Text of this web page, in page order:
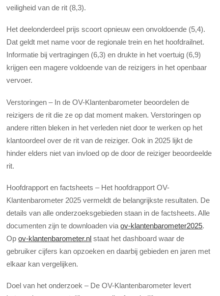
veiligheid van de rit (8,3).
Het deelonderdeel prijs scoort opnieuw een onvoldoende (5,4).
Dat geldt met name voor de regionale trein en het hoofdrailnet.
Informatie bij vertragingen (6,3) en drukte in het voertuig (6,9)
krijgen een magere voldoende van de reizigers in het openbaar
vervoer.
Verstoringen – In de OV-Klantenbarometer beoordelen de
reizigers de rit die ze op dat moment maken. Verstoringen op
andere ritten bleken in het verleden niet door te werken op het
klantoordeel over de rit van de reiziger. Ook in 2025 lijkt de
hinder elders niet van invloed op de door de reiziger beoordeelde
rit.
Hoofdrapport en factsheets – Het hoofdrapport OV-
Klantenbarometer 2025 vermeldt de belangrijkste resultaten. De
details van alle onderzoeksgebieden staan in de factsheets. Alle
documenten zijn te downloaden viaov-klantenbarometer2025.
Opov-klantenbarometer.nl staat het dashboard waar de
gebruiker cijfers kan opzoeken en daarbij gebieden en jaren met
elkaar kan vergelijken.
Doel van het onderzoek – De OV-Klantenbarometer levert